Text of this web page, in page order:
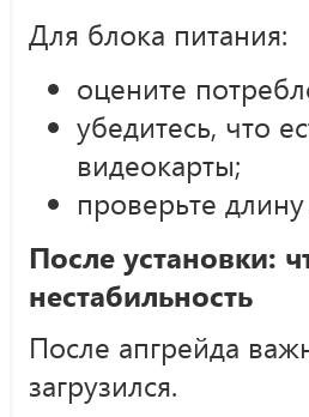
Для блока питания:
оцените
убедитесь, что
видеокарты;
проверьте
После установки:
нестабильность
После апгрейда
загрузился.